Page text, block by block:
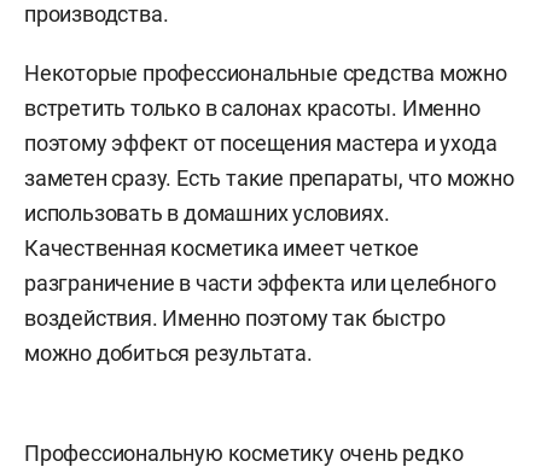
производства.
Некоторые профессиональные средства можно
встретить только в салонах красоты. Именно
поэтому эффект от посещения мастера и ухода
заметен сразу. Есть такие препараты, что можно
использовать в домашних условиях.
Качественная косметика имеет четкое
разграничение в части эффекта или целебного
воздействия. Именно поэтому так быстро
можно добиться результата.
Профессиональную косметику очень редко